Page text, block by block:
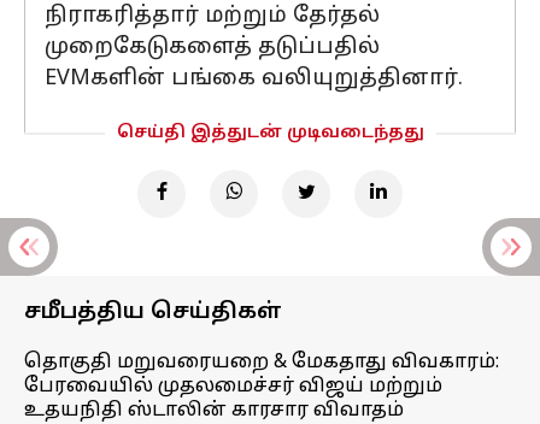
நிராகரித்தார் மற்றும் தேர்தல்
முறைகேடுகளைத் தடுப்பதில்
EVMகளின் பங்கை வலியுறுத்தினார்.
செய்தி இத்துடன் முடிவடைந்தது
சமீபத்திய செய்திகள்
தொகுதி மறுவரையறை & மேகதாது விவகாரம்:
பேரவையில் முதலமைச்சர் விஜய் மற்றும்
உதயநிதி ஸ்டாலின் காரசார விவாதம்